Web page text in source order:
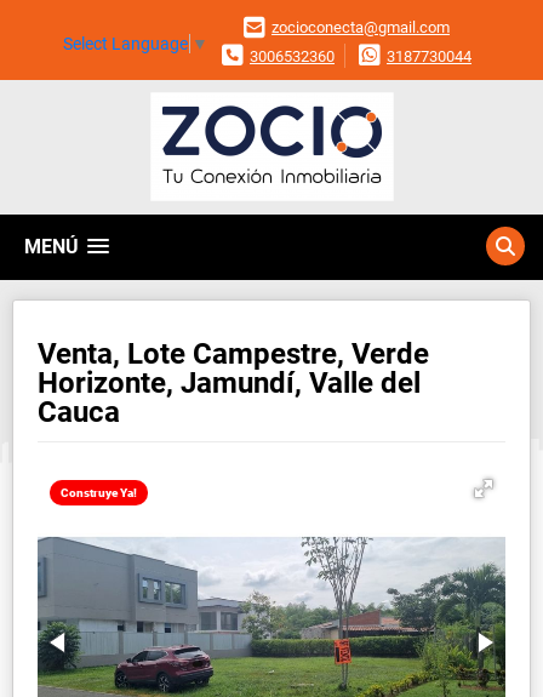
Select Language ▼
zocioconecta@gmail.com
3006532360
3187730044
MENÚ
Venta, Lote Campestre, Verde
Horizonte, Jamundí, Valle del
Cauca
Construye Ya!